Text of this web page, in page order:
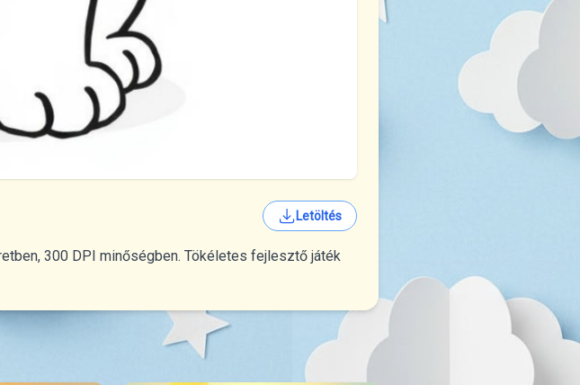
Letöltés
300 DPI minőségben. Tökéletes fejlesztő játék